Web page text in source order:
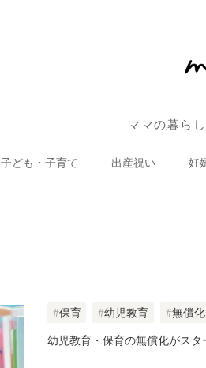
ママの暮ら
子ども・子育て 出産祝い 妊
保育 幼児教育
無償化
幼児教育・保育の無償化がス